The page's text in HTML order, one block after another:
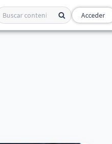
Acceder